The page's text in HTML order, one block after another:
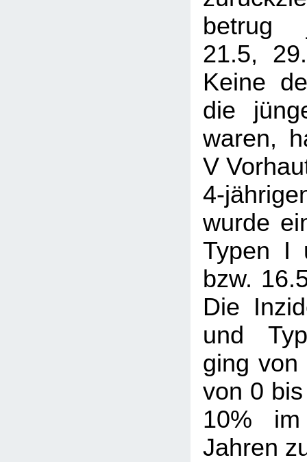
betrug
21.5,
Keine
die
waren,
V
4-
wurde
Typen I
bzw.
Die
und
ging von
von 0
10%
Jahren